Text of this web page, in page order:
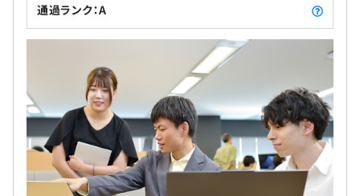
通過ランク：A